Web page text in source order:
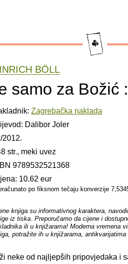
BÖLL
samo za Božić
Zagrebačka naklada
Dalibor Joler
2012.
str., meki uvez
9789532521368
10.62 eur
po fiksnom tečaju konverzije
knjiga su informativnog karaktera,
iz tiska. Preporučamo da cijene i
ili u knjižarama! Moderna vremena
potražite ih u knjižarama, antikvarijatima
neke od najljepših pripovjedaka i